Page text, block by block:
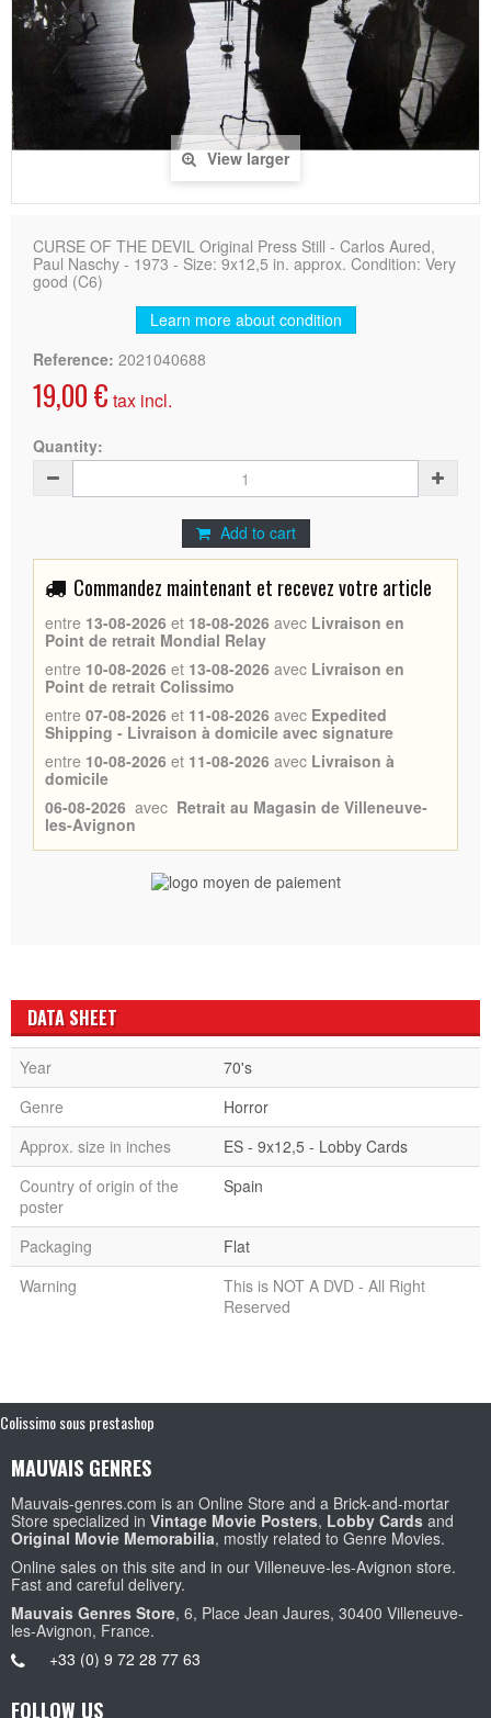
View larger
CURSE OF THE DEVIL Original Press Still - Carlos Aured,
Paul Naschy - 1973 - Size: 9x12,5 in. approx. Condition: Very
good (C6)
Learn more about condition
Reference: 2021040688
19,00 € tax incl.
Quantity:
Add to cart
Commandez maintenant et recevez votre article
entre 13-08-2026 et 18-08-2026 avec Livraison en
Point de retrait Mondial Relay
entre 10-08-2026 et 13-08-2026 avec Livraison en
Point de retrait Colissimo
entre 07-08-2026 et 11-08-2026 avec Expedited
Shipping - Livraison à domicile avec signature
entre 10-08-2026 et 11-08-2026 avec Livraison à
domicile
06-08-2026 avec Retrait au Magasin de Villeneuve-
les-Avignon
DATA SHEET
Year
70's
Genre
Horror
Approx. size in inches
ES - 9x12,5 - Lobby Cards
Country of origin of the
poster
Spain
Packaging
Flat
Warning
This is NOT A DVD - All Right
Reserved
Colissimo sous prestashop
MAUVAIS GENRES
Mauvais-genres.com is an Online Store and a Brick-and-mortar
Store specialized in Vintage Movie Posters, Lobby Cards and
Original Movie Memorabilia, mostly related to Genre Movies.
Online sales on this site and in our Villeneuve-les-Avignon store.
Fast and careful delivery.
Mauvais Genres Store, 6, Place Jean Jaures, 30400 Villeneuve-
les-Avignon, France.
+33 (0) 9 72 28 77 63
FOLLOW US